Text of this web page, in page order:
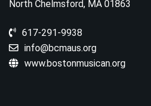
North Chelmsford, MA 01863
617-291-9938
info@bcmaus.org
www.bostonmusican.org